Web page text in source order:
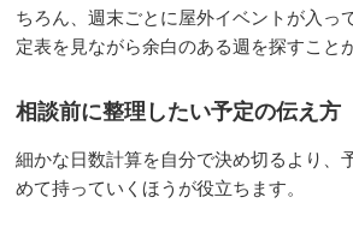
ちろん、週末ごとに屋外イベントが入っ
定表を見ながら余白のある週を探すこと
相談前に整理したい予定の伝え方
細かな日数計算を自分で決め切るより、
めて持っていくほうが役立ちます。